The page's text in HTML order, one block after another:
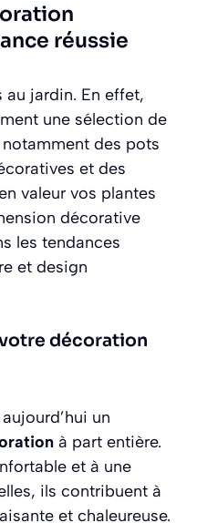
réussie
jardin. En effet,
une sélection de
notamment des pots
et des
valeur vos plantes
décorative
les tendances
et design
décoration
un
à part entière.
et à une
ils contribuent à
et chaleureuse.